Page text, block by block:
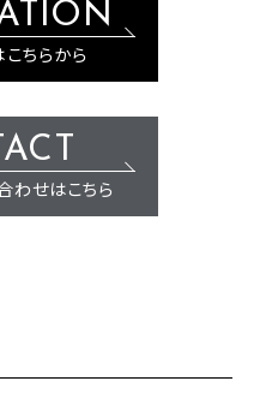
ちらから
わせはこちら